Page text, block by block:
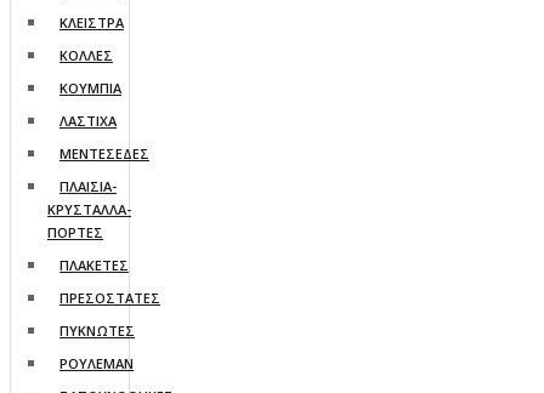
ΚΛΕΙΣΤΡΑ
ΚΟΛΛΕΣ
ΚΟΥΜΠΙΑ
ΛΑΣΤΙΧΑ
ΜΕΝΤΕΣΕΔΕΣ
ΠΛΑΙΣΙΑ-
ΚΡΥΣΤΑΛΛΑ-
ΠΟΡΤΕΣ
ΠΛΑΚΕΤΕΣ
ΠΡΕΣΟΣΤΑΤΕΣ
ΠΥΚΝΩΤΕΣ
ΡΟΥΛΕΜΑΝ